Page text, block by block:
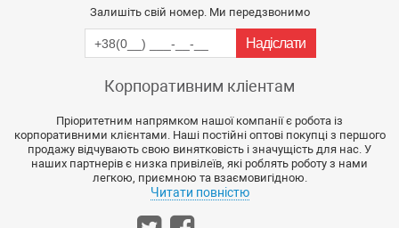
Залишіть свій номер. Ми передзвонимо
Корпоративним кліентам
Пріоритетним напрямком нашої компанії є робота із
корпоративними клієнтами. Наші постійні оптові покупці з першого
продажу відчувають свою винятковість і значущість для нас. У
наших партнерів є низка привілеїв, які роблять роботу з нами
легкою, приємною та взаємовигідною.
Читати повністю